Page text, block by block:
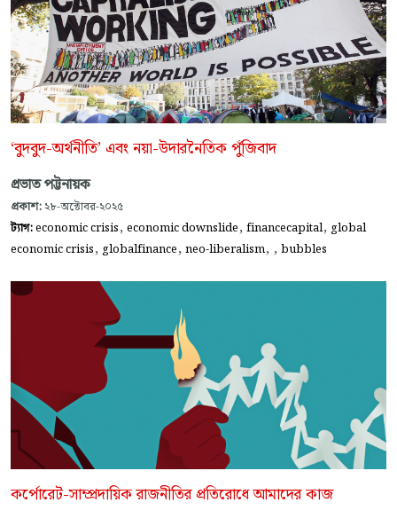
‘বুদবুদ-অর্থনীতি’ এবং নয়া-উদারনৈতিক পুঁজিবাদ
প্রভাত পট্টনায়ক
প্রকাশ: ২৮-অক্টোবর-২০২৫
ট্যাগ:economic crisis, economic downslide, financecapital, global
economic crisis, globalfinance, neo-liberalism, , bubbles
কর্পোরেট-সাম্প্রদায়িক রাজনীতির প্রতিরোধে আমাদের কাজ